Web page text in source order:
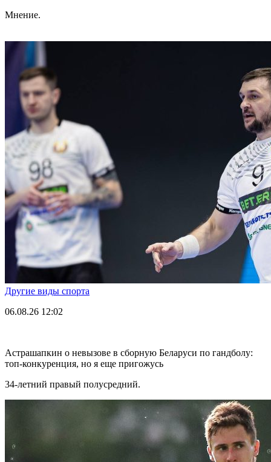
Мнение.
Другие виды спорта
06.08.26 12:02
Астрашапкин о невызове в сборную Беларуси по гандболу:
топ-конкуренция, но я еще пригожусь
34-летний правый полусредний.